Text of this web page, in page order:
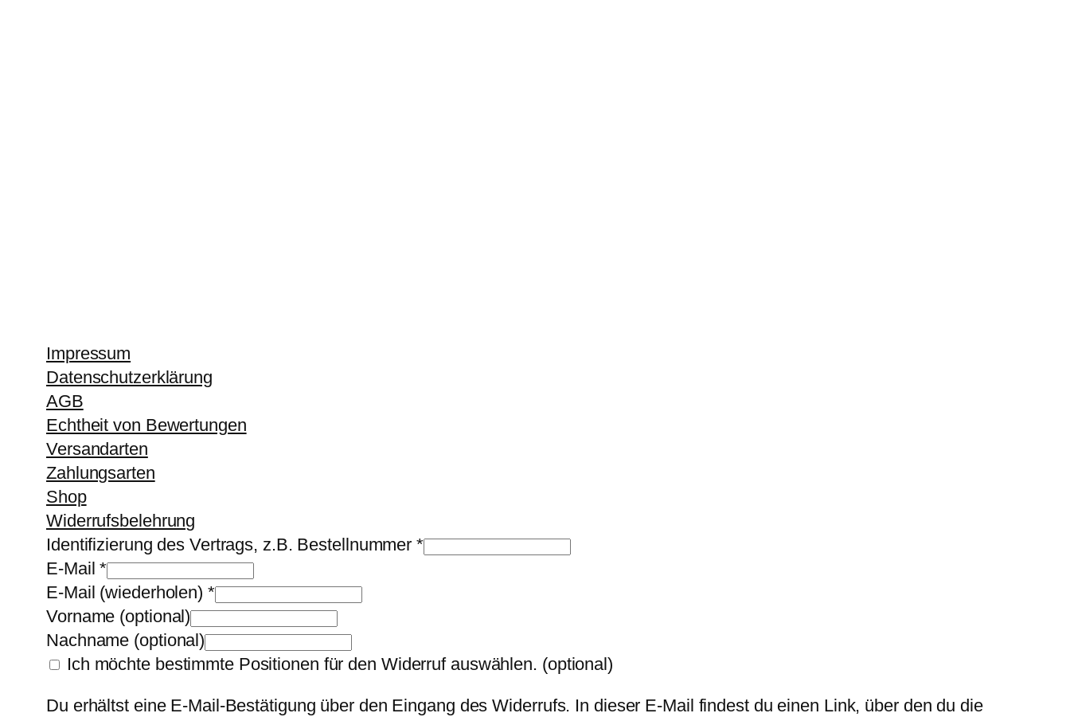
Impressum
Datenschutzerklärung
AGB
Echtheit von Bewertungen
Versandarten
Zahlungsarten
Shop
Widerrufsbelehrung
Identifizierung des Vertrags, z.B. Bestellnummer*
E-Mail*
E-Mail (wiederholen) *
Vorname (optional)
Nachname (optional)
Ich möchte bestimmte Positionen für den Widerruf auswählen. (optional)
Du erhältst eine E-Mail-Bestätigung über den Eingang des Widerrufs. In dieser E-Mail findest du einen Link, über den du die